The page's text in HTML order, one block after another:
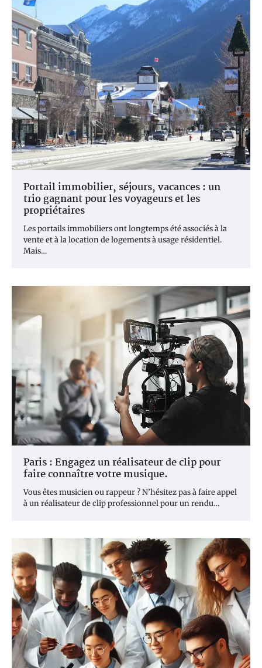
Portail immobilier, séjours, vacances : un
trio gagnant pour les voyageurs et les
propriétaires
Les portails immobiliers ont longtemps été associés à la
vente et à la location de logements à usage résidentiel.
Mais…
Paris : Engagez un réalisateur de clip pour
faire connaître votre musique.
Vous êtes musicien ou rappeur ? N’hésitez pas à faire appel
à un réalisateur de clip professionnel pour un rendu…